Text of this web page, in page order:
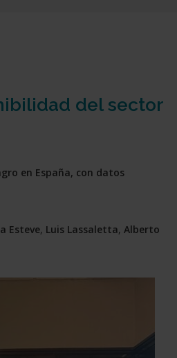
del sector
en España, con datos
Esteve, Luis Lassaletta, Alberto